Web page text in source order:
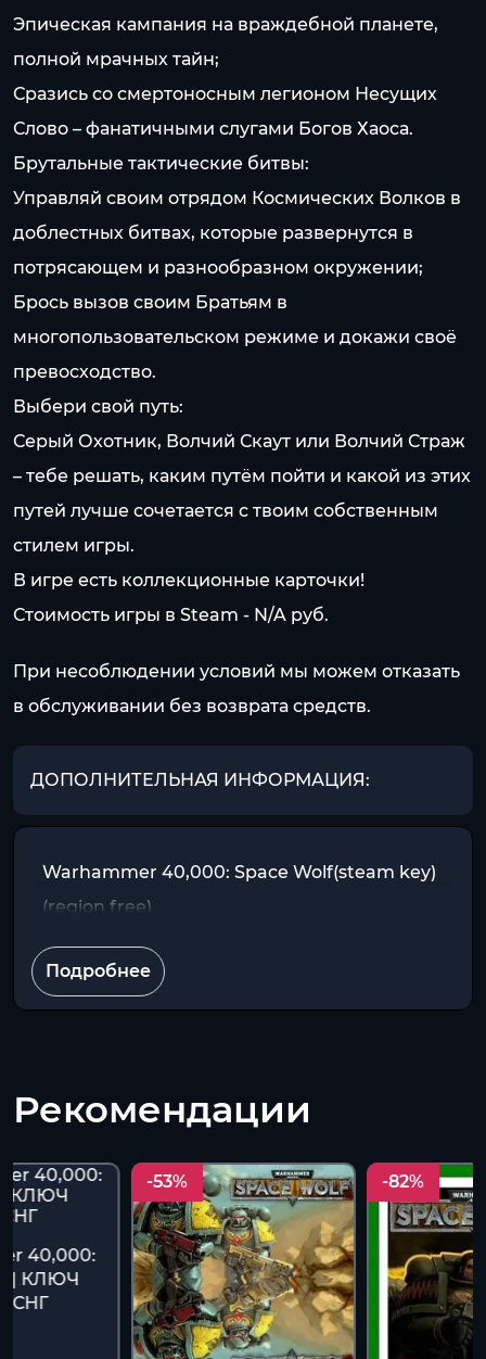
Эпическая кампания на враждебной планете,
полной мрачных тайн;
Сразись со смертоносным легионом Несущих
Слово – фанатичными слугами Богов Хаоса.
Брутальные тактические битвы:
Управляй своим отрядом Космических Волков в
доблестных битвах, которые развернутся в
потрясающем и разнообразном окружении;
Брось вызов своим Братьям в
многопользовательском режиме и докажи своё
превосходство.
Выбери свой путь:
Серый Охотник, Волчий Скаут или Волчий Страж
– тебе решать, каким путём пойти и какой из этих
путей лучше сочетается с твоим собственным
стилем игры.
В игре есть коллекционные карточки!
Стоимость игры в Steam - N/A pуб.
При несоблюдении условий мы можем отказать
в обслуживании без возврата средств.
ДОПОЛНИТЕЛЬНАЯ ИНФОРМАЦИЯ:
Warhammer 40,000: Space Wolf(steam key)
(region free)
Подробнее
Рекомендации
40,000:
| КЛЮЧ
-53% -82%